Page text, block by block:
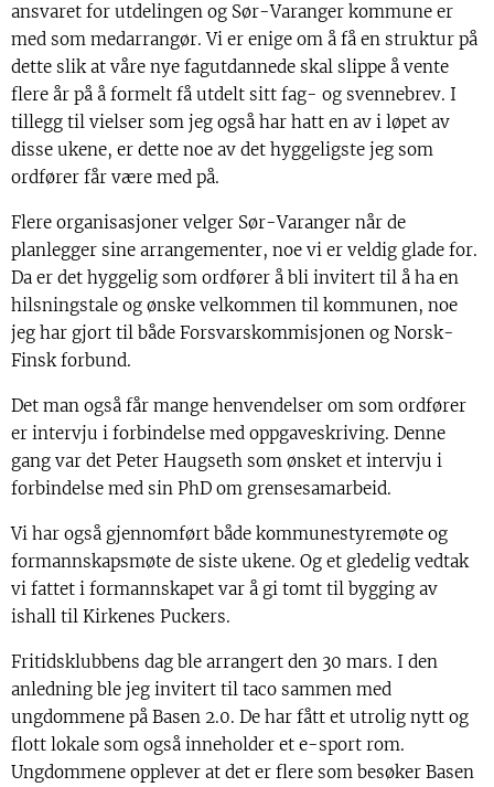
ansvaret for utdelingen og Sør-Varanger kommune er
med som medarrangør. Vi er enige om å få en struktur på
dette slik at våre nye fagutdannede skal slippe å vente
flere år på å formelt få utdelt sitt fag- og svennebrev. I
tillegg til vielser som jeg også har hatt en av i løpet av
disse ukene, er dette noe av det hyggeligste jeg som
ordfører får være med på.
Flere organisasjoner velger Sør-Varanger når de
planlegger sine arrangementer, noe vi er veldig glade for.
Da er det hyggelig som ordfører å bli invitert til å ha en
hilsningstale og ønske velkommen til kommunen, noe
jeg har gjort til både Forsvarskommisjonen og Norsk-
Finsk forbund.
Det man også får mange henvendelser om som ordfører
er intervju i forbindelse med oppgaveskriving. Denne
gang var det Peter Haugseth som ønsket et intervju i
forbindelse med sin PhD om grensesamarbeid.
Vi har også gjennomført både kommunestyremøte og
formannskapsmøte de siste ukene. Og et gledelig vedtak
vi fattet i formannskapet var å gi tomt til bygging av
ishall til Kirkenes Puckers.
Fritidsklubbens dag ble arrangert den 30 mars. I den
anledning ble jeg invitert til taco sammen med
ungdommene på Basen 2.0. De har fått et utrolig nytt og
flott lokale som også inneholder et e-sport rom.
Ungdommene opplever at det er flere som besøker Basen